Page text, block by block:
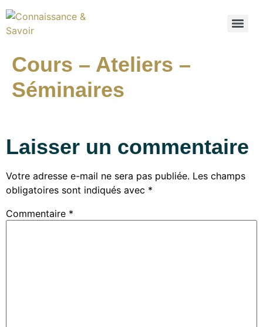
Cours – Ateliers –
Séminaires
Laisser un commentaire
Votre adresse e-mail ne sera pas publiée. Les champs
obligatoires sont indiqués avec *
Commentaire *